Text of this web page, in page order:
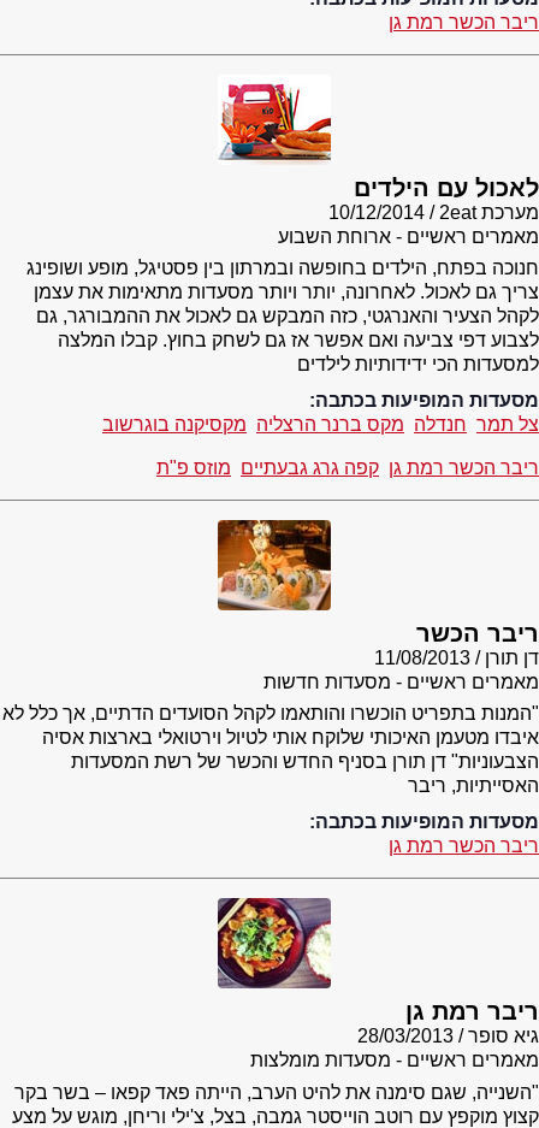
ריבר הכשר רמת גן
לאכול עם הילדים
מערכת 2eat
10/12/2014
מאמרים ראשיים - ארוחת השבוע
חנוכה בפתח, הילדים בחופשה ובמרתון בין פסטיגל, מופע ושופינג
צריך גם לאכול. לאחרונה, יותר ויותר מסעדות מתאימות את עצמן
לקהל הצעיר והאנרגטי, כזה המבקש גם לאכול את ההמבורגר, גם
לצבוע דפי צביעה ואם אפשר אז גם לשחק בחוץ. קבלו המלצה
למסעדות הכי ידידותיות לילדים
מסעדות המופיעות בכתבה:
צל תמר חנדלה מקס ברנר הרצליה מקסיקנה בוגרשוב
ריבר הכשר רמת גן קפה גרג גבעתיים מוזס פ"ת
ריבר הכשר
דן תורן
11/08/2013
מאמרים ראשיים - מסעדות חדשות
"המנות בתפריט הוכשרו והותאמו לקהל הסועדים הדתיים, אך כלל לא
איבדו מטעמן האיכותי שלוקח אותי לטיול וירטואלי בארצות אסיה
הצבעוניות" דן תורן בסניף החדש והכשר של רשת המסעדות
האסייתיות, ריבר
מסעדות המופיעות בכתבה:
ריבר הכשר רמת גן
ריבר רמת גן
גיא סופר
28/03/2013
מאמרים ראשיים - מסעדות מומלצות
"השנייה, שגם סימנה את להיט הערב, הייתה פאד קפאו – בשר בקר
קצוץ מוקפץ עם רוטב הוייסטר גמבה, בצל, צ'ילי וריחן, מוגש על מצע